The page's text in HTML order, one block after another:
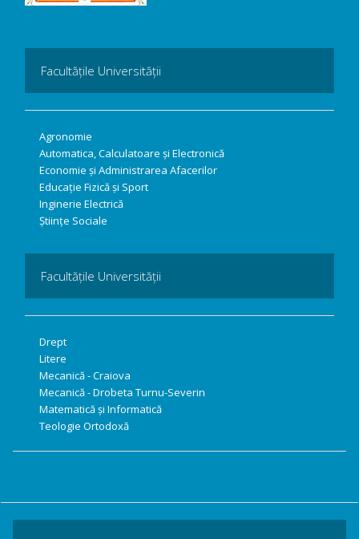
Facultățile Universității
Agronomie
Automatica, Calculatoare și Electronică
Economie și Administrarea Afacerilor
Educație Fizică și Sport
Inginerie Electrică
Științe Sociale
Facultățile Universității
Drept
Litere
Mecanică - Craiova
Mecanică - Drobeta Turnu-Severin
Matematică și Informatică
Teologie Ortodoxă